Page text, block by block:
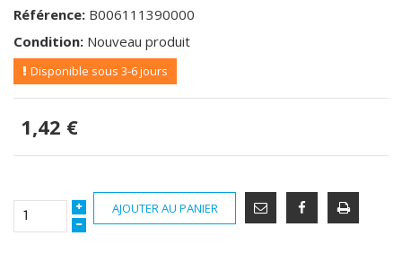
Référence: B006111390000
Condition: Nouveau produit
Disponible sous 3-6 jours
1,42 €
AJOUTER AU PANIER